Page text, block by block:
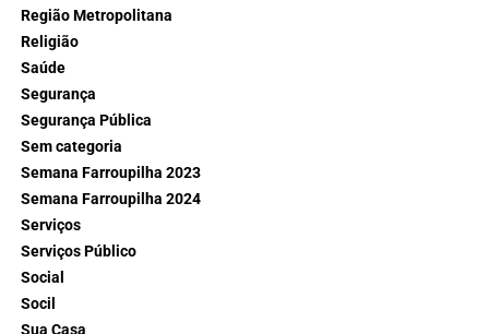
Região Metropolitana
Religião
Saúde
Segurança
Segurança Pública
Sem categoria
Semana Farroupilha 2023
Semana Farroupilha 2024
Serviços
Serviços Público
Social
Socil
Sua Casa